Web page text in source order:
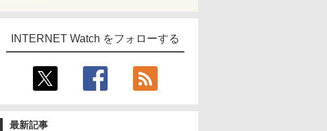
INTERNET Watch をフォローする
最新記事